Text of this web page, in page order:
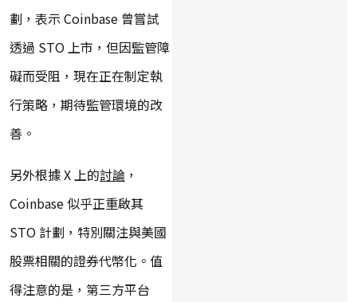
劃，表示 Coinbase 曾嘗試
透過 STO 上市，但因監管障
礙而受阻，現在正在制定執
行策略，期待監管環境的改
善。
另外根據 X 上的討論 ，
Coinbase 似乎正重啟其
STO 計劃，特別關注與美國
股票相關的證券代幣化。值
得注意的是，第三方平台